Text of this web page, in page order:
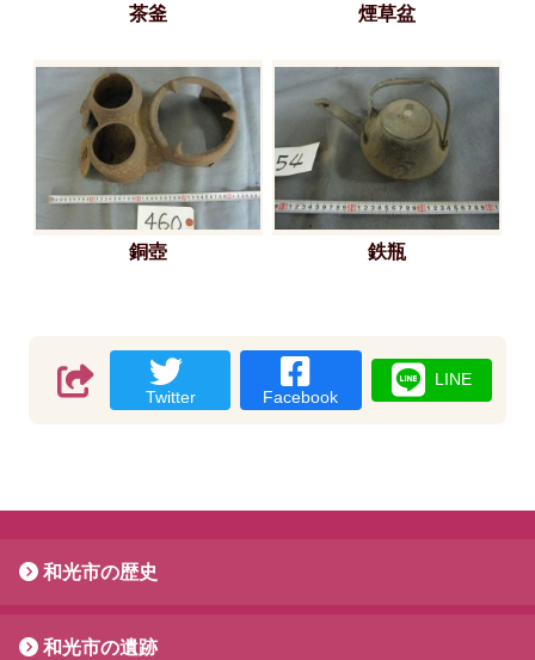
茶釜 煙草盆
銅壺 鉄瓶
Twitter Facebook
LINE
和光市の歴史
和光市の遺跡